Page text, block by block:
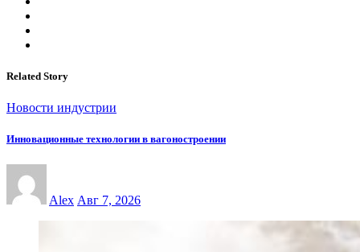
Related Story
Новости индустрии
Инновационные технологии в вагоностроении
Alex Авг 7, 2026